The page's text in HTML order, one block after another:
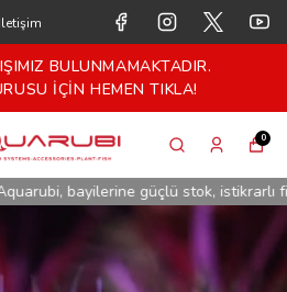
İletişim
PERAKENDE
BAYİLİK
0
bayilerine güçlü stok, istikrarlı fiyat ve